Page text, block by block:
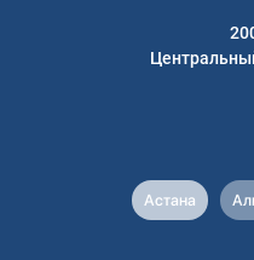
Астана